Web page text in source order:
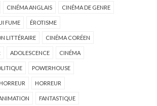
CINÉMA ANGLAIS CINÉMA DE GENRE
FUME ÉROTISME
LITTÉRAIRE CINÉMA CORÉEN
ADOLESCENCE CINÉMA
POWERHOUSE
HORREUR
FANTASTIQUE